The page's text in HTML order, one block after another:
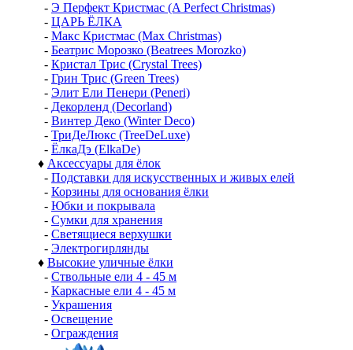
- Э Перфект Кристмас (A Perfect Christmas)
- ЦАРЬ ЁЛКА
- Макс Кристмас (Max Christmas)
- Беатрис Морозко (Beatrees Morozko)
- Кристал Трис (Crystal Trees)
- Грин Трис (Green Trees)
- Элит Ели Пенери (Peneri)
- Декорленд (Decorland)
- Винтер Деко (Winter Deco)
- ТриДеЛюкс (TreeDeLuxe)
- ЁлкаДэ (ElkaDe)
♦ Аксессуары для ёлок
- Подставки для искусственных и живых елей
- Корзины для основания ёлки
- Юбки и покрывала
- Сумки для хранения
- Светящиеся верхушки
- Электрогирлянды
♦ Высокие уличные ёлки
- Ствольные ели 4 - 45 м
- Каркасные ели 4 - 45 м
- Украшения
- Освещение
- Ограждения